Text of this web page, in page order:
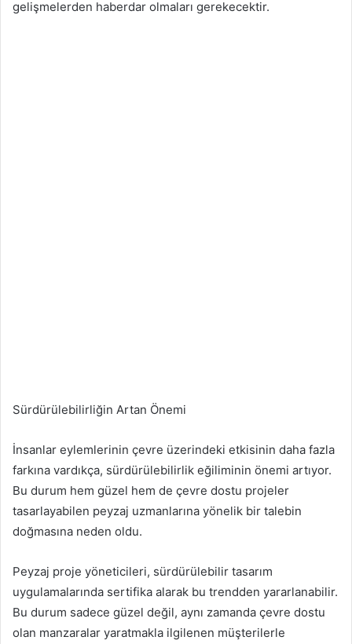
gelişmelerden haberdar olmaları gerekecektir.
Sürdürülebilirliğin Artan Önemi
İnsanlar eylemlerinin çevre üzerindeki etkisinin daha fazla
farkına vardıkça, sürdürülebilirlik eğiliminin önemi artıyor.
Bu durum hem güzel hem de çevre dostu projeler
tasarlayabilen peyzaj uzmanlarına yönelik bir talebin
doğmasına neden oldu.
Peyzaj proje yöneticileri, sürdürülebilir tasarım
uygulamalarında sertifika alarak bu trendden yararlanabilir.
Bu durum sadece güzel değil, aynı zamanda çevre dostu
olan manzaralar yaratmakla ilgilenen müşterilerle